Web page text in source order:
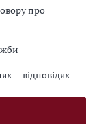
про
— відповідях